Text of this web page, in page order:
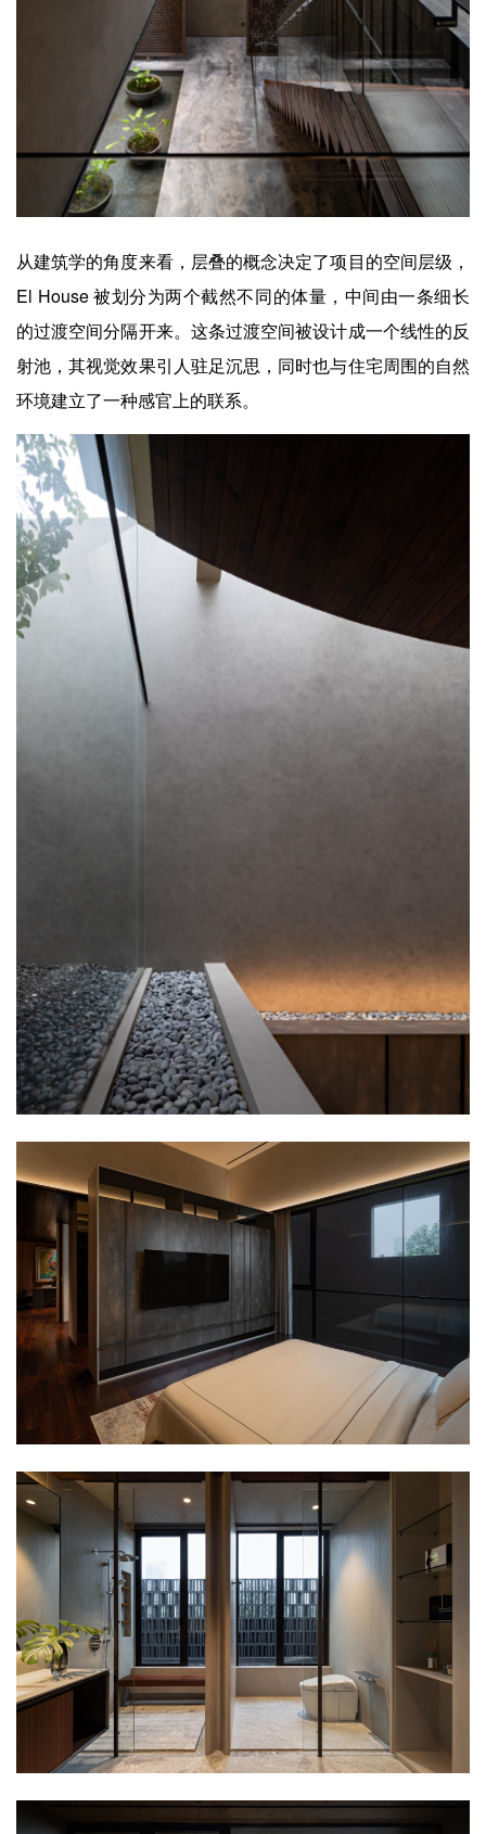
从建筑学的角度来看，层叠的概念决定了项目的空间层级，
El House 被划分为两个截然不同的体量，中间由一条细长
的过渡空间分隔开来。这条过渡空间被设计成一个线性的反
射池，其视觉效果引人驻足沉思，同时也与住宅周围的自然
环境建立了一种感官上的联系。